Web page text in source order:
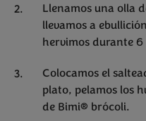
Llenamos una olla
llevamos a
hervimos durante
Colocamos el
plato, pelamos los
de Bimi® brócoli.